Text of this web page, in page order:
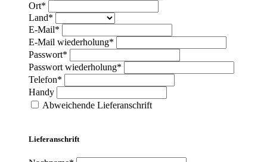
Ort*
Land*
E-Mail*
E-Mail wiederholung*
Passwort*
Passwort wiederholung*
Telefon*
Handy
Abweichende Lieferanschrift
Lieferanschrift